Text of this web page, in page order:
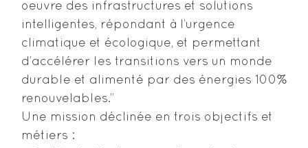
oeuvre des infrastructures et solutions
intelligentes, répondant à l’urgence
climatique et écologique, et permettant
d’accélérer les transitions vers un monde
durable et alimenté par des énergies 100%
renouvelables.”
Une mission déclinée en trois objectifs et
métiers :